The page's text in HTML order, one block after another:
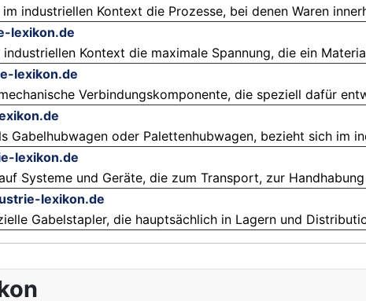
industriellen Kontext die Prozesse, bei denen Waren
lexikon.de
Kontext die maximale Spannung, die ein
lexikon.de
Verbindungskomponente, die speziell dafür
Gabelhubwagen oder Palettenhubwagen, bezieht sich im
lexikon.de
Systeme und Geräte, die zum Transport, zur
lexikon.de
Gabelstapler, die hauptsächlich in Lagern und